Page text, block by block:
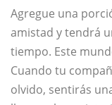
Agregue una
amistad y tendrá
tiempo. Este
Cuando tu
olvido, sentirás